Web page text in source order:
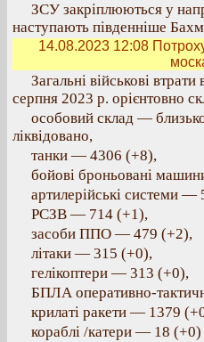
ЗСУ закріплюються у
наступають південніше
14.08.2023 12:08
Загальні військові
серпня 2023 р. орієнтовно
особовий склад —
ліквідовано,
танки — 4306 (+8),
бойові броньовані
артилерійські системи
РСЗВ — 714 (+1),
засоби ППО — 479 (+2),
літаки — 315 (+0),
гелікоптери — 313 (+0),
БПЛА оперативно-
крилаті ракети — 1379
кораблі /катери — 18